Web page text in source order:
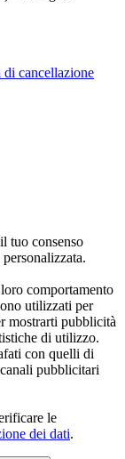
cancellazione
tuo consenso
comportamento
utilizzati per
mostrarti pubblicità
di utilizzo.
con quelli di
pubblicitari
le
dei dati.